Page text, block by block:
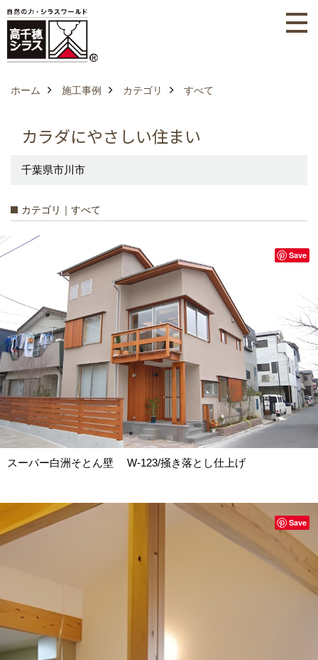
ホーム 施工事例 カテゴリ すべて
カラダにやさしい住まい
千葉県市川市
カテゴリ｜すべて
スーパー白洲そとん壁 W-123/掻き落とし仕上げ
Save
Save